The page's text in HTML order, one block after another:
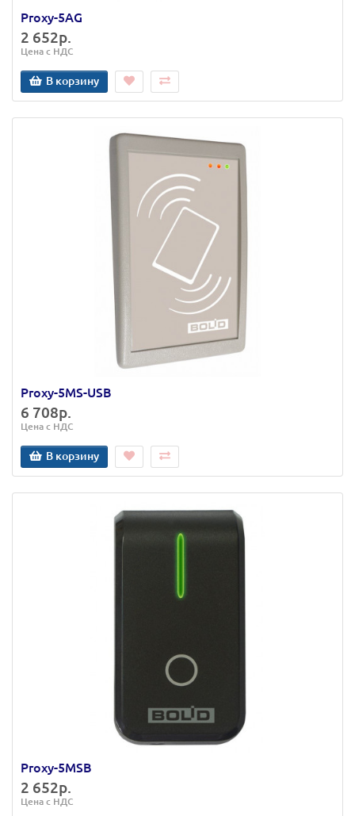
Proxy-5AG
2 652р.
Цена с НДС
В корзину
Proxy-5MS-USB
6 708р.
Цена с НДС
В корзину
Proxy-5MSB
2 652р.
Цена с НДС